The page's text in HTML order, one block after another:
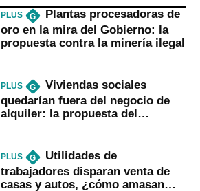
PLUS G
Plantas procesadoras de
oro en la mira del Gobierno: la
propuesta contra la minería ilegal
PLUS G
Viviendas sociales
quedarían fuera del negocio de
alquiler: la propuesta del
PLUS G
Utilidades de
trabajadores disparan venta de
casas y autos, ¿cómo amasan